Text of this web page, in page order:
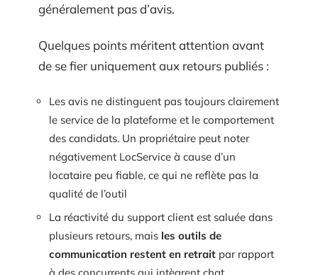
généralement pas d’avis.
Quelques points méritent attention avant
de se fier uniquement aux retours publiés :
Les avis ne distinguent pas toujours clairement
le service de la plateforme et le comportement
des candidats. Un propriétaire peut noter
négativement LocService à cause d’un
locataire peu fiable, ce qui ne reflète pas la
qualité de l’outil
La réactivité du support client est saluée dans
plusieurs retours, mais les outils de
communication restent en retrait par rapport